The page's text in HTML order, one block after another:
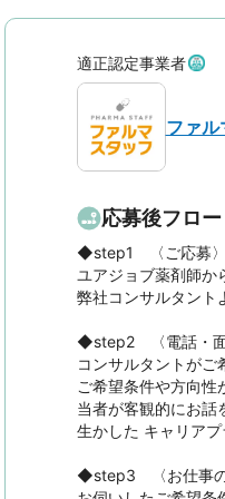
適正認定事業者
ファル
応募後フロー
◆step1　〈ご応募
ユアジョブ薬剤師か
弊社コンサルタント
◆step2　〈電話・
コンサルタントがご
ご希望条件や方向
当者が客観的にお話
生かした キャリア
◆step3　〈お仕事